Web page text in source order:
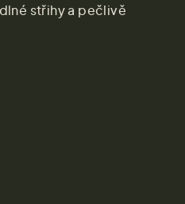
střihy a pečlivě